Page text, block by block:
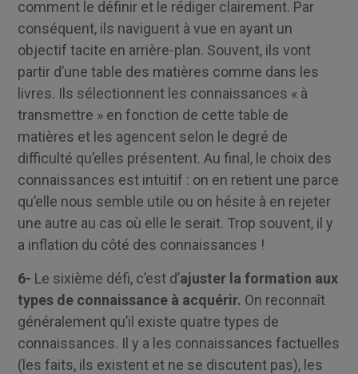
comment le définir et le rédiger clairement. Par
conséquent, ils naviguent à vue en ayant un
objectif tacite en arrière-plan. Souvent, ils vont
partir d’une table des matières comme dans les
livres. Ils sélectionnent les connaissances « à
transmettre » en fonction de cette table de
matières et les agencent selon le degré de
difficulté qu’elles présentent. Au final, le choix des
connaissances est intuitif : on en retient une parce
qu’elle nous semble utile ou on hésite à en rejeter
une autre au cas où elle le serait. Trop souvent, il y
a inflation du côté des connaissances !
6- Le sixième défi, c’est d’ajuster la formation aux
types de connaissance à acquérir. On reconnaît
généralement qu’il existe quatre types de
connaissances. Il y a les connaissances factuelles
(les faits, ils existent et ne se discutent pas), les